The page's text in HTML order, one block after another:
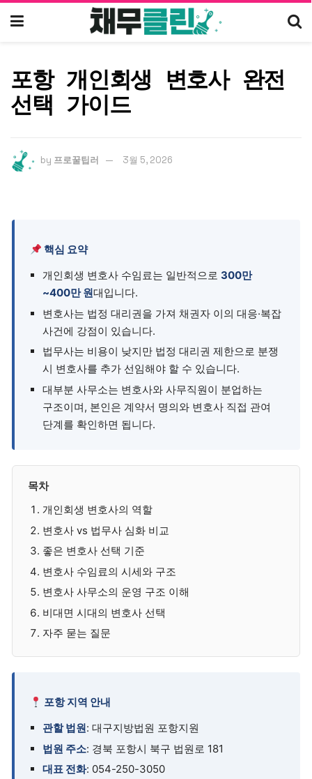
포항 개인회생 변호사 완전
선택 가이드
by 프로꿀팁러 3월 5, 2026
핵심 요약
개인회생 변호사 수임료는 일반적으로 300만
~400만 원대입니다.
변호사는 법정 대리권을 가져 채권자 이의 대응·복잡
사건에 강점이 있습니다.
법무사는 비용이 낮지만 법정 대리권 제한으로 분쟁
시 변호사를 추가 선임해야 할 수 있습니다.
대부분 사무소는 변호사와 사무직원이 분업하는
구조이며, 본인은 계약서 명의와 변호사 직접 관여
단계를 확인하면 됩니다.
목차
개인회생 변호사의 역할
변호사 vs 법무사 심화 비교
좋은 변호사 선택 기준
변호사 수임료의 시세와 구조
변호사 사무소의 운영 구조 이해
비대면 시대의 변호사 선택
자주 묻는 질문
포항 지역 안내
관할 법원: 대구지방법원 포항지원
법원 주소: 경북 포항시 북구 법원로 181
대표 전화: 054-250-3050